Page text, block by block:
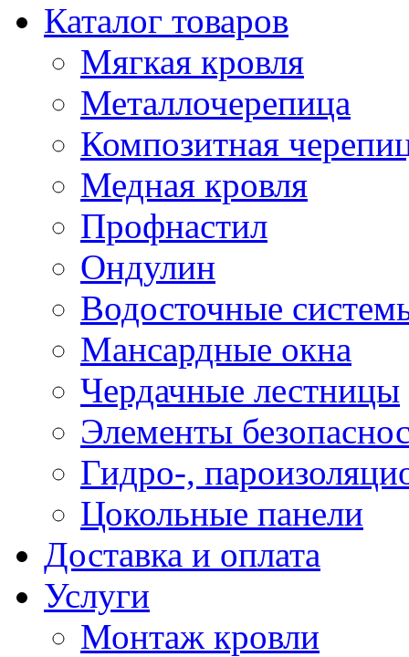
Каталог товаров
Мягкая кровля
Металлочерепица
Композитная
Медная кровля
Профнастил
Ондулин
Водосточные
Мансардные окна
Чердачные лестницы
Элементы
Гидро-,
Цокольные панели
Доставка и оплата
Услуги
Монтаж кровли